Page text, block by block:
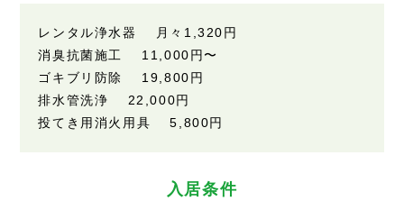
レンタル浄水器 月々1,320円
消臭抗菌施工 11,000円〜
ゴキブリ防除 19,800円
排水管洗浄 22,000円
投てき用消火用具 5,800円
入居条件